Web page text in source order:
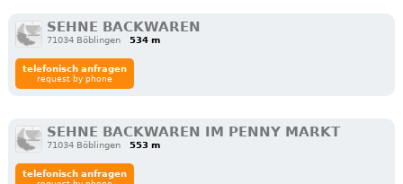
SEHNE BACKWAREN
71034 Böblingen 534 m
telefonisch anfragen
request by phone
SEHNE BACKWAREN IM PENNY MARKT
71034 Böblingen 553 m
telefonisch anfragen